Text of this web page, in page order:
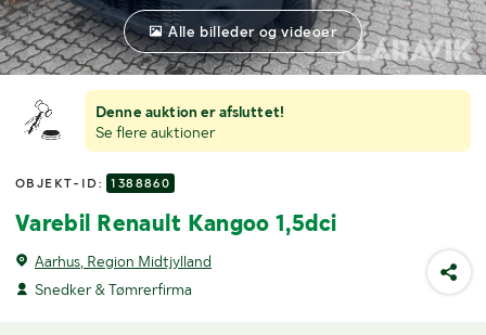
Denne auktion er afsluttet!
Se flere auktioner
OBJEKT-ID: 1388860
Varebil Renault Kangoo 1,5dci
Aarhus, Region Midtjylland
Snedker & Tømrerfirma
Alle billeder og videoer